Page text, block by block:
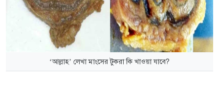
‘আল্লাহ’ লেখা মাংসের টুকরা কি খাওয়া যাবে?